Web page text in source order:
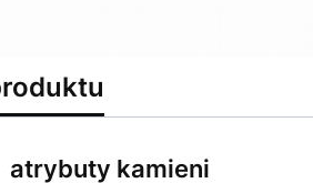
atrybuty kamieni